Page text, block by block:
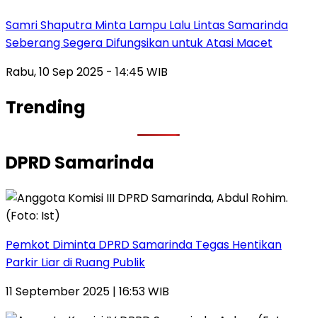
Samri Shaputra Minta Lampu Lalu Lintas Samarinda
Seberang Segera Difungsikan untuk Atasi Macet
Rabu, 10 Sep 2025 - 14:45 WIB
Trending
DPRD Samarinda
Pemkot Diminta DPRD Samarinda Tegas Hentikan
Parkir Liar di Ruang Publik
11 September 2025 | 16:53 WIB